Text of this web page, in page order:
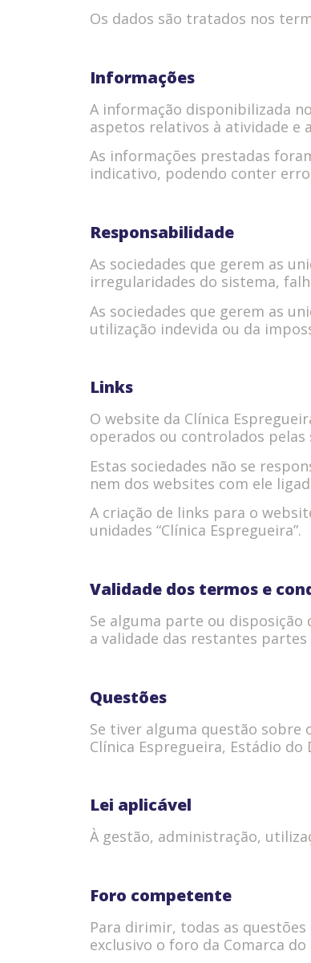
Os dados são tratados nos
Informações
A informação disponibilizada
aspetos relativos à atividade e
As informações prestadas
indicativo, podendo conter
Responsabilidade
As sociedades que gerem as
irregularidades do sistema,
As sociedades que gerem as
utilização indevida ou da
Links
O website da Clínica
operados ou controlados pelas
Estas sociedades não se
nem dos websites com ele
A criação de links para o
unidades “Clínica Espregueira”.
Validade dos termos e
Se alguma parte ou
a validade das restantes
Questões
Se tiver alguma questão sobre
Clínica Espregueira, Estádio do
Lei aplicável
À gestão, administração,
Foro competente
Para dirimir, todas as
exclusivo o foro da Comarca